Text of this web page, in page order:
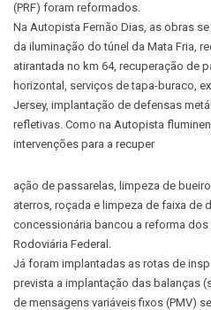
(PRF) foram reformados.
Na Autopista Fernão Dias, as obras
da iluminação do túnel da Mata Fria,
atirantada no km 64, recuperação de
horizontal, serviços de tapa-buraco,
Jersey, implantação de defensas
refletivas. Como na Autopista
intervenções para a recuper
ação de passarelas, limpeza de
aterros, roçada e limpeza de faixa de
concessionária bancou a reforma
Rodoviária Federal.
Já foram implantadas as rotas de
prevista a implantação das balanças
de mensagens variáveis fixos (PMV)